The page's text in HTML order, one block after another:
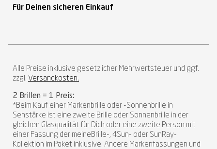
Für Deinen sicheren Einkauf
Alle Preise inklusive gesetzlicher Mehrwertsteuer und ggf.
zzgl. Versandkosten.
2 Brillen = 1 Preis:
*Beim Kauf einer Markenbrille oder -Sonnenbrille in
Sehstärke ist eine zweite Brille oder Sonnenbrille in der
gleichen Glasqualität für Dich oder eine zweite Person mit
einer Fassung der meineBrille-, 4Sun- oder SunRay-
Kollektion im Paket inklusive. Andere Markenfassungen und